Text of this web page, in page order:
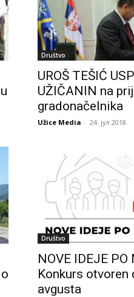
Društvo
UROŠ TEŠIĆ
UŽIČANIN na
gradonačelnika
Užice Media - 24. јул 2018.
Društvo
NOVE IDEJE
Konkurs otvoren
avgusta